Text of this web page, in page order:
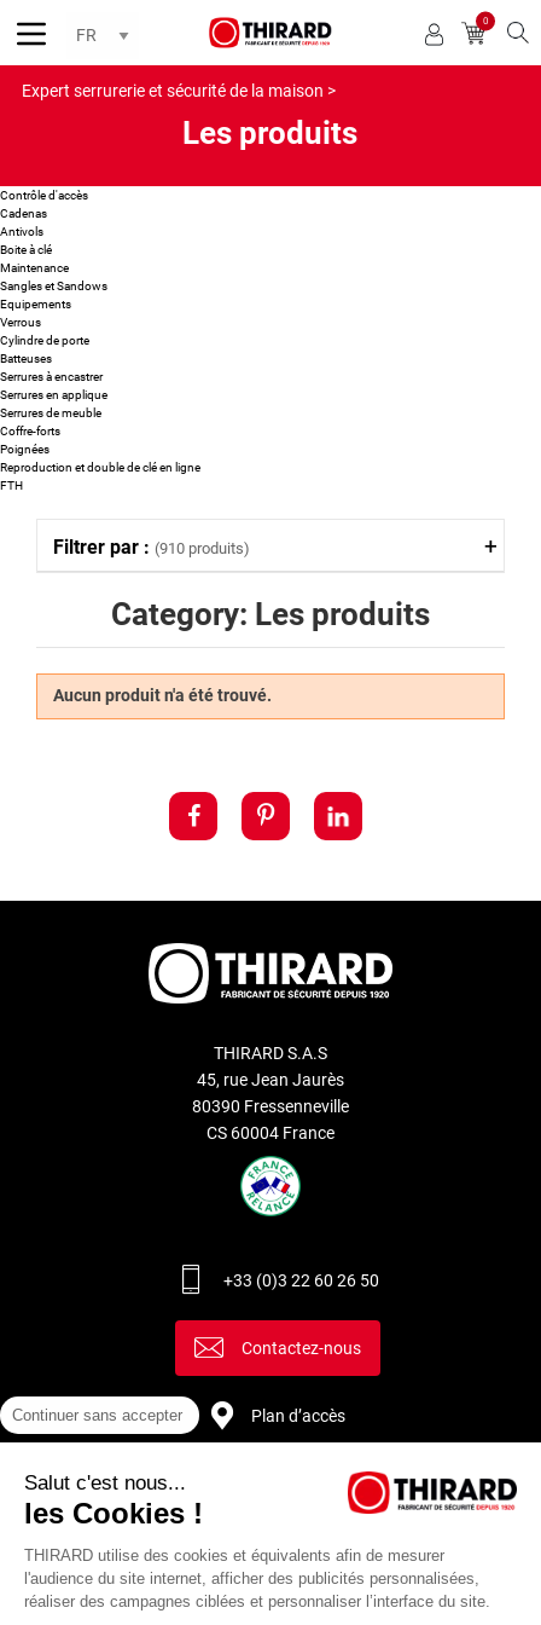
0
Expert serrurerie et sécurité de la maison >
Les produits
Contrôle d'accès
Cadenas
Antivols
Boite à clé
Maintenance
Sangles et Sandows
Equipements
Verrous
Cylindre de porte
Batteuses
Serrures à encastrer
Serrures en applique
Serrures de meuble
Coffre-forts
Poignées
Reproduction et double de clé en ligne
FTH
Category: Les produits
Aucun produit n'a été trouvé.
Filtrer par : (910 produits)
THIRARD S.A.S
45, rue Jean Jaurès
80390 Fressenneville
CS 60004 France
+33 (0)3 22 60 26 50
Contactez-nous
Plan d’accès
Continuer sans accepter
Salut c'est nous...
les Cookies !
THIRARD utilise des cookies et équivalents afin de mesurer
l'audience du site internet, afficher des publicités personnalisées,
réaliser des campagnes ciblées et personnaliser l’interface du site.